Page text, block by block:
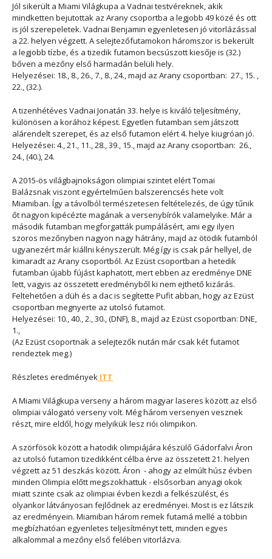
Jól sikerült a Miami Világkupa a Vadnai testvéreknek, akik
mindketten bejutottak az Arany csoportba a legjobb 49 közé és ott
is jól szerepeletek. Vadnai Benjamin egyenletesen jó vitorlázással
a 22. helyen végzett. A selejtezőfutamokon háromszor is bekerült
a legjobb tízbe, és a tizedik futamon becsúszott kiesője is (32.)
bőven a mezőny első harmadán belüli hely.
Helyezései: 18., 8., 26., 7., 8., 24., majd az Arany csoportban: 27., 15. ,
22., (32.).
A tizenhétéves Vadnai Jonatán 33. helye is kiváló teljesítmény,
különösen a korához képest. Egyetlen futamban sem játszott
alárendelt szerepet, és az első futamon elért 4. helye kiugróan jó.
Helyezései: 4., 21., 11., 28., 39., 15., majd az Arany csoportban: 26.,
24., (40.), 24.
A 2015-ös világbajnokságon olimpiai szintet elért Tomai
Balázsnak viszont egyértelműen balszerencsés hete volt
Miamiban. Így a távolból természetesen feltételezés, de úgy tűnik
őt nagyon kipécézte magának a versenybírók valamelyike. Már a
második futamban megforgatták pumpálásért, ami egy ilyen
szoros mezőnyben nagyon nagy hátrány, majd az ötödik futamból
ugyanezért már kiállni kényszerült. Még így is csak pár hellyel, de
kimaradt az Arany csoportból. Az Ezüst csoportban a hetedik
futamban újabb fújást kaphatott, mert ebben az eredménye DNE
lett, vagyis az összetett eredményből ki nem ejthető kizárás.
Feltehetően a düh és a dac is segítette Pufit abban, hogy az Ezüst
csoportban megnyerte az utolsó futamot.
Helyezései: 10., 40., 2., 30., (DNF), 8., majd az Ezüst csoportban: DNE,
1.,
(Az Ezüst csoportnak a selejtezők nután már csak két futamot
rendeztek meg.)
Részletes eredmények ITT
A Miami Világkupa verseny a három magyar laseres között az első
olimpiai válogató verseny volt. Még három versenyen vesznek
részt, mire eldől, hogy melyikük lesz riói olimpikon.
A szörfösök között a hatodik olimpiájára készülő Gádorfalvi Áron
az utolsó futamon tizedikként célba érve az összetett 21. helyen
végzett az 51 deszkás között. Áron - ahogy az elmúlt húsz évben
minden Olimpia előtt megszokhattuk - elsősorban anyagi okok
miatt szinte csak az olimpiai évben kezdi a felkészülést, és
olyankor látványosan fejlődnek az eredményei. Most is ez látszik
az eredményein. Miamiban három remek futamá mellé a többin
megbízhatóan egyenletes teljesítményt tett, minden egyes
alkalommal a mezőny első felében vitorlázva.